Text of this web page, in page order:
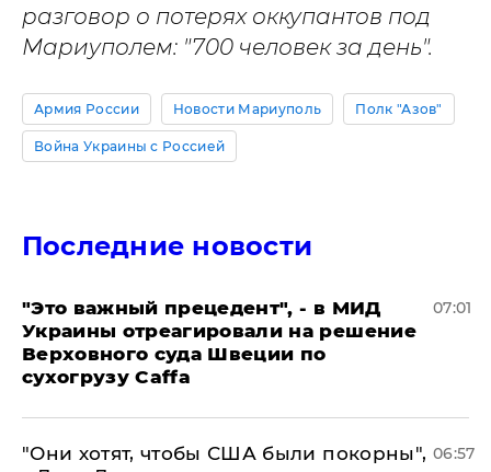
разговор о потерях оккупантов под
Мариуполем: "700 человек за день".
Армия России Новости Мариуполь Полк "Азов"
Война Украины с Россией
Последние новости
"Это важный прецедент", - в МИД
Украины отреагировали на решение
Верховного суда Швеции по
сухогрузу Caffa
07:01
"Они хотят, чтобы США были покорны", 06:57